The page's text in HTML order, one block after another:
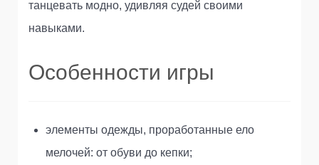
танцевать модно, удивляя судей своими
навыками.
Особенности игры
элементы одежды, проработанные ело
мелочей: от обуви до кепки;